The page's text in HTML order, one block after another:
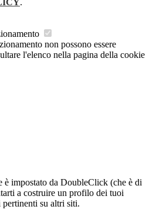
.
non possono essere
l'elenco nella pagina della cookie
è impostato da DoubleClick (che è di
a costruire un profilo dei tuoi
pertinenti su altri siti.